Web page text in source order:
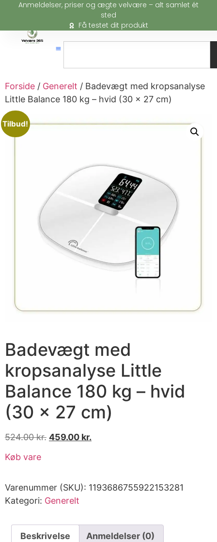
Anmeldelser, priser og ægte velvære – alt samlet ét
sted
Få testet dit produkt
Forside / Generelt / Badevægt med kropsanalyse
Little Balance 180 kg – hvid (30 × 27 cm)
Tilbud!
Badevægt med
kropsanalyse Little
Balance 180 kg – hvid
(30 × 27 cm)
524.00kr. 459.00 kr.
Køb vare
Varenummer (SKU): 1193686755922153281
Kategori: Generelt
Beskrivelse Anmeldelser (0)